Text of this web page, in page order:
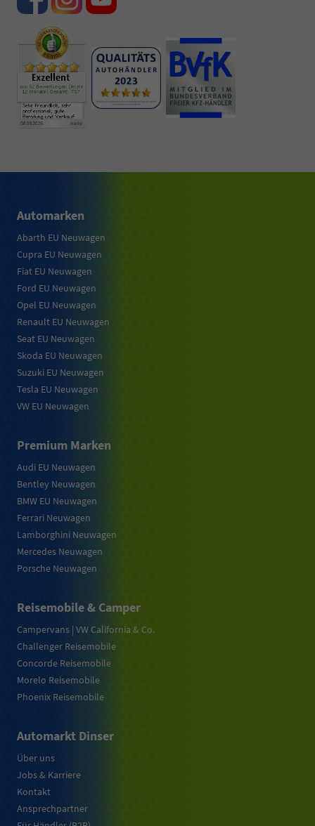
Automarken
Abarth EU Neuwagen
Cupra EU Neuwagen
Fiat EU Neuwagen
Ford EU Neuwagen
Opel EU Neuwagen
Renault EU Neuwagen
Seat EU Neuwagen
Skoda EU Neuwagen
Suzuki EU Neuwagen
Tesla EU Neuwagen
VW EU Neuwagen
Premium Marken
Audi EU Neuwagen
Bentley Neuwagen
BMW EU Neuwagen
Ferrari Neuwagen
Lamborghini Neuwagen
Mercedes Neuwagen
Porsche Neuwagen
Reisemobile & Camper
Campervans | VW California & Co.
Challenger Reisemobile
Concorde Reisemobile
Morelo Reisemobile
Phoenix Reisemobile
Automarkt Dinser
Über uns
Jobs & Karriere
Kontakt
Ansprechpartner